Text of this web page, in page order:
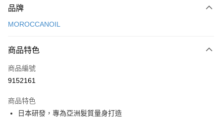
信用卡一次付款
Apple Pay
街口支付
Google Pay
品牌
MOROCCANOIL
商品特色
商品編號
9152161
商品特色
日本研發，專為亞洲髮質量身打造